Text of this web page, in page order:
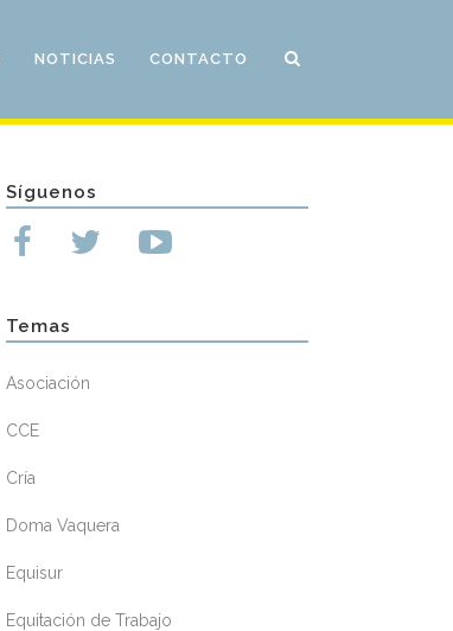
NOTICIAS CONTACTO
Síguenos
Temas
Asociación
CCE
Cría
Doma Vaquera
Equisur
Equitación de Trabajo